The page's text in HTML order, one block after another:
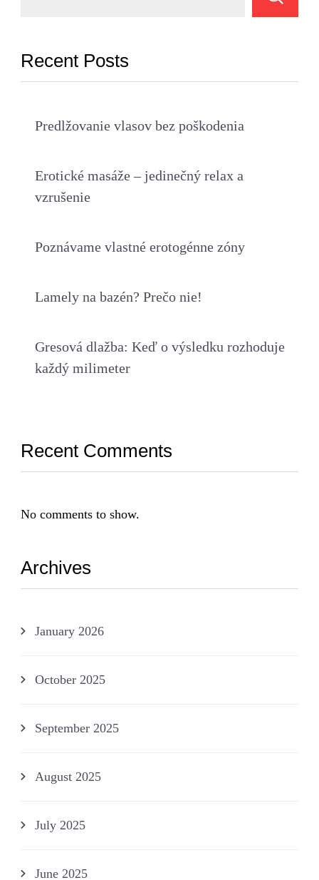
Recent Posts
Predlžovanie vlasov bez poškodenia
Erotické masáže – jedinečný relax a
vzrušenie
Poznávame vlastné erotogénne zóny
Lamely na bazén? Prečo nie!
Gresová dlažba: Keď o výsledku rozhoduje
každý milimeter
Recent Comments
No comments to show.
Archives
January 2026
October 2025
September 2025
August 2025
July 2025
June 2025